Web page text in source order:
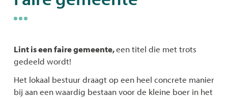
links
Lint is een faire gemeente,een titel die met trots
gedeeld wordt!
Het lokaal bestuur draagt op een heel concrete manier
bij aan een waardig bestaan voor de kleine boer in het